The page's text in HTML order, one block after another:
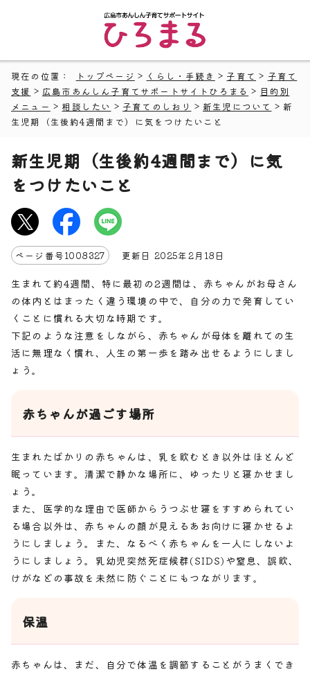
現在の位置： トップページ > くらし・手続き > 子育て > 子育て
支援 > 広島市あんしん子育てサポートサイトひろまる > 目的別
メニュー > 相談したい > 子育てのしおり > 新生児について > 新
生児期（生後約4週間まで）に気をつけたいこと
新生児期（生後約4週間まで）に気
をつけたいこと
ページ番号1008327 更新日 2025年2月 18 日
生まれて約4週間、特に最初の2週間は、赤ちゃんがお母さん
の体内とはまったく違う環境の中で、自分の力で発育してい
くことに慣れる大切な時期です。
下記のような注意をしながら、赤ちゃんが母体を離れての生
活に無理なく慣れ、人生の第一歩を踏み出せるようにしまし
ょう。
赤ちゃんが過ごす場所
生まれたばかりの赤ちゃんは、乳を飲むとき以外はほとんど
眠っています。清潔で静かな場所に、ゆったりと寝かせまし
ょう。
また、医学的な理由で医師からうつぶせ寝をすすめられてい
る場合以外は、赤ちゃんの顔が見えるあお向けに寝かせるよ
うにしましょう。また、なるべく赤ちゃんを一人にしないよ
うにしましょう。乳幼児突然死症候群(SIDS)や窒息、誤飲、
けがなどの事故を未然に防ぐことにもつながります。
保温
赤ちゃんは、まだ、自分で体温を調節することがうまくでき